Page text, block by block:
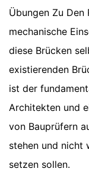
Übungen Zu Den
mechanische
diese Brücken
existierenden
ist der
Architekten und
von Bauprüfern
stehen und nicht
setzen sollen.